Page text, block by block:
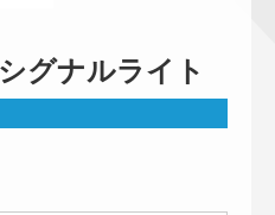
グナルライト